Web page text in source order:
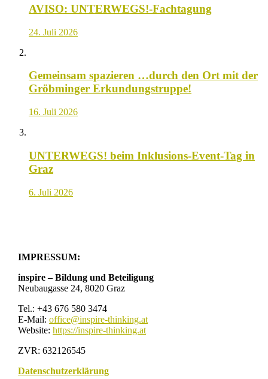
AVISO: UNTERWEGS!-Fachtagung
24. Juli 2026
Gemeinsam spazieren …durch den Ort mit der
Gröbminger Erkundungstruppe!
16. Juli 2026
UNTERWEGS! beim Inklusions-Event-Tag in
Graz
6. Juli 2026
IMPRESSUM:
inspire – Bildung und Beteiligung
Neubaugasse 24, 8020 Graz
Tel.: +43 676 580 3474
E-Mail: office@inspire-thinking.at
Website: https://inspire-thinking.at
ZVR: 632126545
Datenschutzerklärung